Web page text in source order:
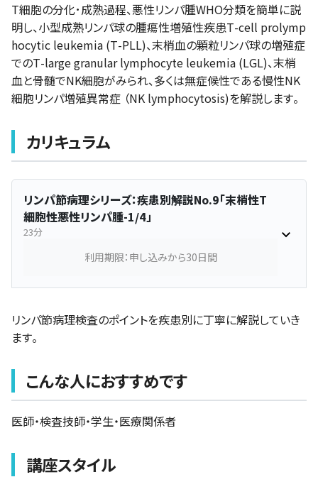
T細胞の分化･成熟過程、悪性リンパ腫WHO分類を簡単に説
明し、小型成熟リンパ球の腫瘍性増殖性疾患T-cell prolymp
hocytic leukemia (T-PLL)、末梢血の顆粒リンパ球の増殖症
でのT-large granular lymphocyte leukemia (LGL)、末梢
血と骨髄でNK細胞がみられ、多くは無症候性である慢性NK
細胞リンパ増殖異常症 （NK lymphocytosis)を解説します。
カリキュラム
リンパ節病理シリーズ：疾患別解説No.9「末梢性T
細胞性悪性リンパ腫-1/4」
23分
利用期限：申し込みから30日間
リンパ節病理検査のポイントを疾患別に丁寧に解説していき
ます。
こんな人におすすめです
医師・検査技師・学生・医療関係者
講座スタイル